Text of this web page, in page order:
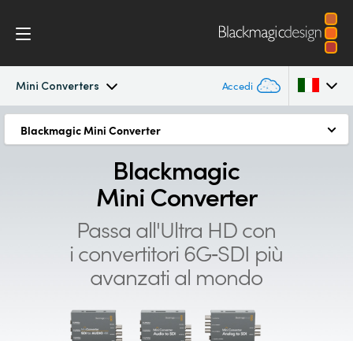
Mini Converters Accedi
Mini Converters
Argentina
Brazil
Canada
Denmark
Blackmagic Mini Converter
Blackmagic Mini Converter
Scopri i 2 nuovi potenti modelli 6G-SDI per conversioni
HDMI avanzate
Mini Converter UpDownCross HD
Mini Converter Optical Fiber 12G
Tutti i tipi di conversione
Facile, compatto, e resistente
Blackmagic
Mini Converter
Passa all'Ultra HD con
i convertitori6G‑SDI più
avanzati al mondo